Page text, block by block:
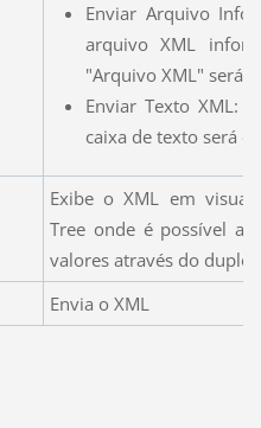
Enviar Arquivo
arquivo XML
"Arquivo XML" será
Enviar Texto XML:
caixa de texto será
Exibe o XML em
Tree onde é possível
valores através do
Envia o XML